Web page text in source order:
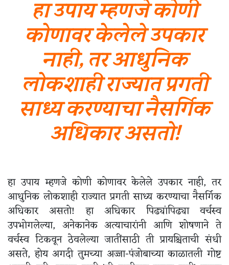
हा उपाय म्हणजे कोणी
कोणावर केलेले उपकार
नाही, तर आधुनिक
लोकशाही राज्यात प्रगती
साध्य करण्याचा नैसर्गिक
अधिकार असतो!
हा उपाय म्हणजे कोणी कोणावर केलेले उपकार नाही, तर
आधुनिक लोकशाही राज्यात प्रगती साध्य करण्याचा नैसर्गिक
अधिकार असतो! हा अधिकार पिढ्यांपिढ्या वर्चस्व
उपभोगलेल्या, अनेकानेक अत्याचारांनी आणि शोषणाने ते
वर्चस्व टिकवून ठेवलेल्या जातींसाठी ती प्रायश्चिताची संधी
असते, होय अगदी तुमच्या अज्जा-पंजोबाच्या काळातली गोष्ट